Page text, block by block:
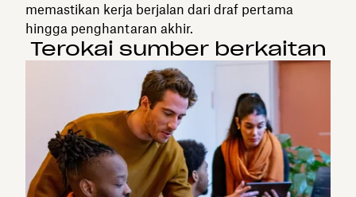
memastikan kerja berjalan dari draf pertama
hingga penghantaran akhir.
Terokai sumber berkaitan